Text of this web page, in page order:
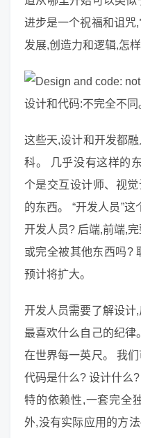
进步是一个祝福和诅咒
发展,创造力和逻辑,怎
设计和代码:不完全不同
这些天,设计和开发都
科。 几乎没有这样的
个是交互设计师、视
的东西。 “开发人员”
开发人员? 后端,前端,
或完全被其他东西吗?
预计将扩大。
开发人员需要了解设计
最喜欢什么自己的纪律
在世界每一英尺。 我
代码是什么? 设计什么
特的依赖性,一套完全
外,没有实际应用的方